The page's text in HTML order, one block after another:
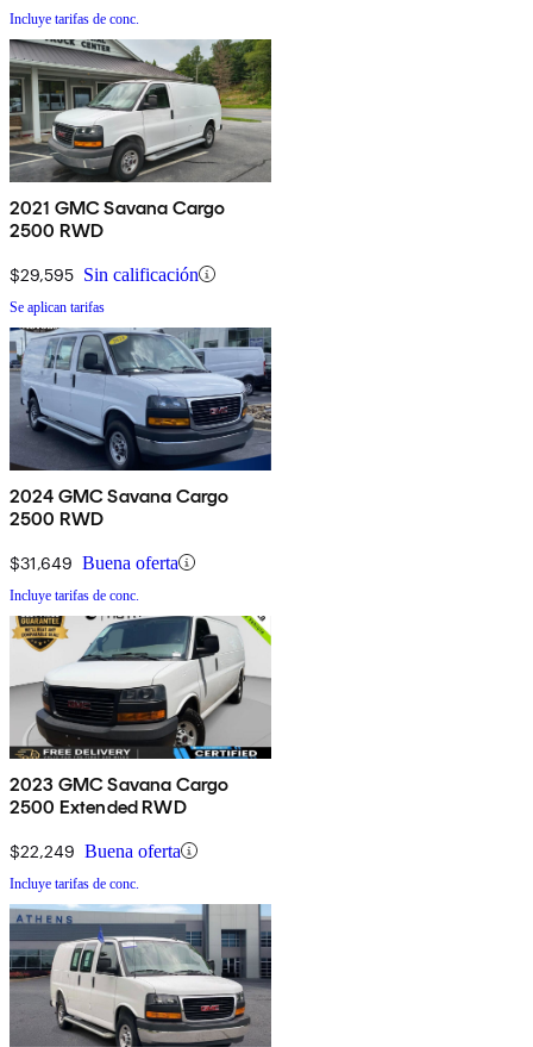
Incluye tarifas de conc.
2021 GMC Savana Cargo
2500 RWD
$29,595 Sin calificación
Se aplican tarifas
2024 GMC Savana Cargo
2500 RWD
$31,649 Buena oferta
Incluye tarifas de conc.
2023 GMC Savana Cargo
2500 Extended RWD
$22,249 Buena oferta
Incluye tarifas de conc.